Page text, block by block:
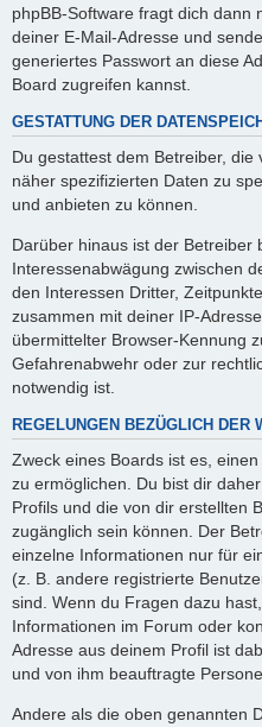
phpBB-Software fragt dich dann
deiner E-Mail-Adresse und
generiertes Passwort an diese
Board zugreifen kannst.
GESTATTUNG DER
Du gestattest dem Betreiber,
näher spezifizierten Daten zu
und anbieten zu können.
Darüber hinaus ist der Betreiber
Interessenabwägung zwischen
den Interessen Dritter,
zusammen mit deiner IP-
übermittelter Browser-Kennung
Gefahrenabwehr oder zur
notwendig ist.
REGELUNGEN BEZÜGLICH DER
Zweck eines Boards ist es,
zu ermöglichen. Du bist dir
Profils und die von dir erstellten
zugänglich sein können. Der
einzelne Informationen nur für
(z. B. andere registrierte
sind. Wenn du Fragen dazu
Informationen im Forum oder
Adresse aus deinem Profil ist
und von ihm beauftragte
Andere als die oben genannten